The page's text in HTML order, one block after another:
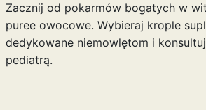
Zacznij od pokarmów bogatych w
puree owocowe. Wybieraj krople
dedykowane niemowlętom i
pediatrą.